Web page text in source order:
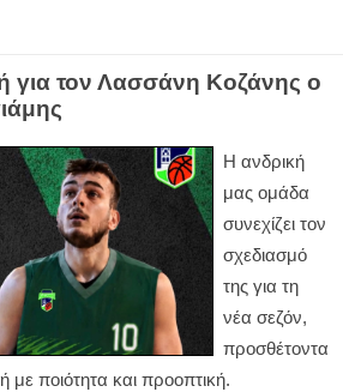
για τον Λασσάνη Κοζάνης ο
Η ανδρική
μας ομάδα
συνεχίζει τον
σχεδιασμό
της για τη
νέα σεζόν,
προσθέτοντα
με ποιότητα και προοπτική.